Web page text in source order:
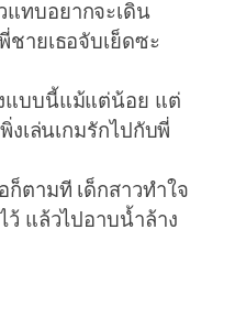
แทบอยากจะเดิน
ชายเธอจับเย็ดซะ
แบบนี้แม้แต่น้อย แต่
งเล่นเกมรักไปกับพี่
ตามที เด็กสาวทำใจ
ว้ แล้วไปอาบน้ำล้าง